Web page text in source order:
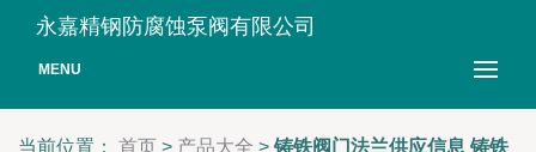
永嘉精钢防腐蚀泵阀有限公司
MENU
当前位置： 首页 > 产品大全 > 铸铁阀门法兰供应信息 铸铁